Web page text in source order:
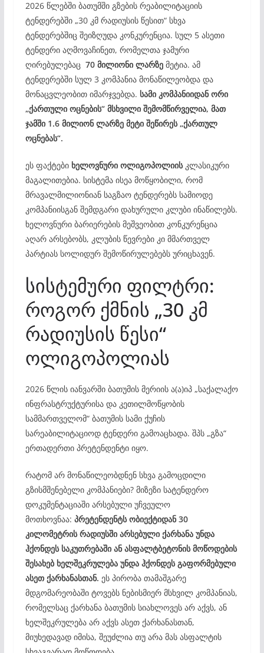
2026 წლებში ბათუმში გზების რეაბილიტაციის
ტენდერებში „30 კმ რადიუსის წესით“ სხვა
ტენდერებშიც შეიზღუდა კონკურენცია. სულ 5 ასეთი
ტენდერი აღმოვაჩინეთ, რომელთა ჯამური
ღირებულებაც 70 მილიონი ლარზემეტია. ამ
ტენდერებში სულ 3 კომპანია მონაწილეობდა და
მონაცვლეობით იმარჯვებდა. სამი კომპანიიდან ორი
„ქართული ოცნების“ მსხვილი შემომწირველია, მათ
ჯამში 1.6 მილიონ ლარზე მეტი შეწირეს „ქართულ
ოცნებას“.
ეს ფაქტები ხელოვნური ოლიგოპოლიისკლასიკური
მაგალითებია. სისტემა ისეა მოწყობილი, რომ
მრავალმილიონიან საგზაო ტენდერებს სამიოდე
კომპანიისგან შემდგარი დახურული კლუბი ინაწილებს.
ხელოვნური ბარიერების მეშვეობით კონკურენცია
აღარ არსებობს, კლუბის წევრები კი მმართველ
პარტიას სოლიდურ შემოწირულებებს ურიცხავენ.
სისტემური ფილტრი:
როგორ ქმნის „30 კმ
რადიუსის წესი“
ოლიგოპოლიას
2026 წლის იანვარში ბათუმის მერიის ა(ა)იპ „საქალაქო
ინფრასტრუქტურისა და კეთილმოწყობის
სამმართველომ“ ბათუმის სამი ქუჩის
სარეაბილიტაციოდ ტენდერი გამოაცხადა. შპს „გზა“
ერთადერთი პრეტენდენტი იყო.
რატომ არ მონაწილეობდნენ სხვა გამოცდილი
გზისმშენებელი კომპანიები? მიზეზი სატენდერო
დოკუმენტაციაში არსებული უჩვეულო
მოთხოვნაა: პრეტენდენტს ობიექტიდან 30
კილომეტრის რადიუსში არსებული ქარხანა უნდა
ჰქონდეს საკუთრებაში ან ასფალტბეტონის მოწოდების
შესახებ ხელშეკრულება უნდა ჰქონდეს გაფორმებული
ასეთ ქარხანასთან. ეს პირობა თამაშგარე
მდგომარეობაში ტოვებს ნებისმიერ მსხვილ კომპანიას,
რომელსაც ქარხანა ბათუმის სიახლოვეს არ აქვს, ან
ხელშეკრულება არ აქვს ასეთ ქარხანასთან,
მიუხედავად იმისა, შეუძლია თუ არა მას ასფალტის